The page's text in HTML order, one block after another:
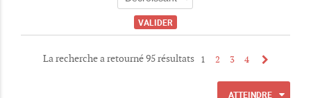
La recherche a retourné 95 résultats 1 2 3 4
ATTEINDRE